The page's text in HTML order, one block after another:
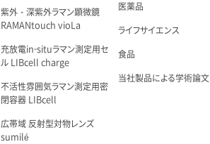
紫外・深紫外ラマン顕微鏡
RAMANtouch vioLa
充放電in-situラマン測定用セ
ル LIBcell charge
不活性雰囲気ラマン測定用密
閉容器 LIBcell
広帯域 反射型対物レンズ
sumilé
医薬品
ライフサイエンス
食品
当社製品による学術論文